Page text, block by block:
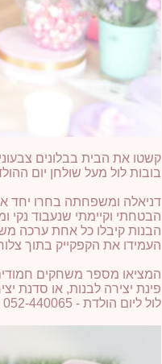
קשטו את הבית בבלונים
בובות לול מעל שולחן יום
דניאלה ומשפחתה בחרו יחד
הבטחתי וקיימתי שנעבוד נקי
הבנות קיבלו כל אחת ערכה
העמידו את הקפקייק בתוך
המציאו מספר משחקים
פינת יצירה לבנות, או סדנת
לול ליום הולדת - 052-440065 - מיכל